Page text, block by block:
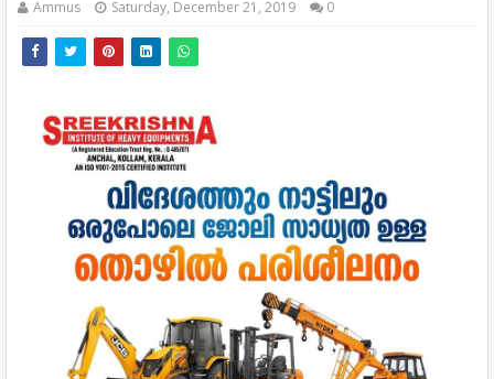
Ammus Saturday, December 21, 2019 0